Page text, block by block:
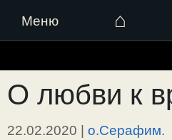
Меню ⌂
к
содержимому
О любви к
22.02.2020 | о.Серафим.